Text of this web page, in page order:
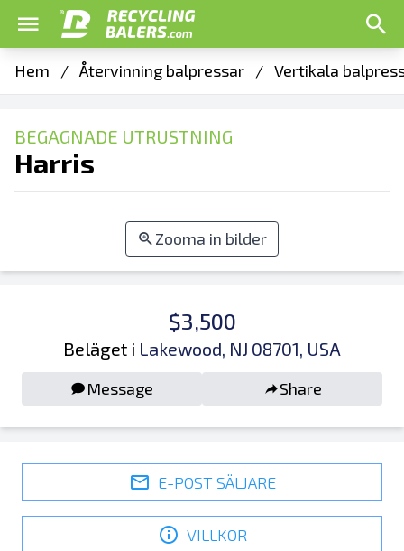
Hem / Återvinning balpressar / Vertikala
BEGAGNADE UTRUSTNING
Harris
Zooma in bilder
$3,500
Beläget i Lakewood, NJ 08701, USA
Message Share
E-POST SÄLJARE
VILLKOR